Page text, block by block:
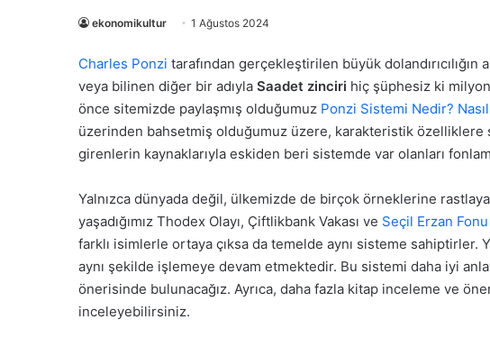
ekonomikultur 1 Ağustos 2024
Charles Ponzi tarafından gerçekleştirilen büyük
veya bilinen diğer bir adıyla Saadet zinciri hiç şüphesiz ki
önce sitemizde paylaşmış olduğumuz Ponzi Sistemi Nedir? Nasıl
üzerinden bahsetmiş olduğumuz üzere, karakteristik
girenlerin kaynaklarıyla eskiden beri sistemde var olanları
Yalnızca dünyada değil, ülkemizde de birçok örneklerine
yaşadığımız Thodex Olayı, Çiftlikbank Vakası ve Seçil Erzan Fonu
farklı isimlerle ortaya çıksa da temelde aynı sisteme
aynı şekilde işlemeye devam etmektedir. Bu sistemi daha iyi
önerisinde bulunacağız. Ayrıca, daha fazla kitap inceleme ve
inceleyebilirsiniz.